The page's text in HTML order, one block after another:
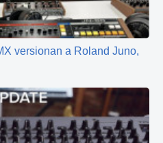
versionan a Roland Juno,